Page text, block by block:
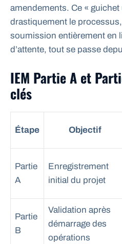
amendements. Ce «
drastiquement le
soumission entièrement en
d’attente, tout se passe
IEM Partie A et
clés
Étape Objectif
Partie
A
Enregistrement
initial du projet
Partie
B
Validation après
démarrage des
opérations